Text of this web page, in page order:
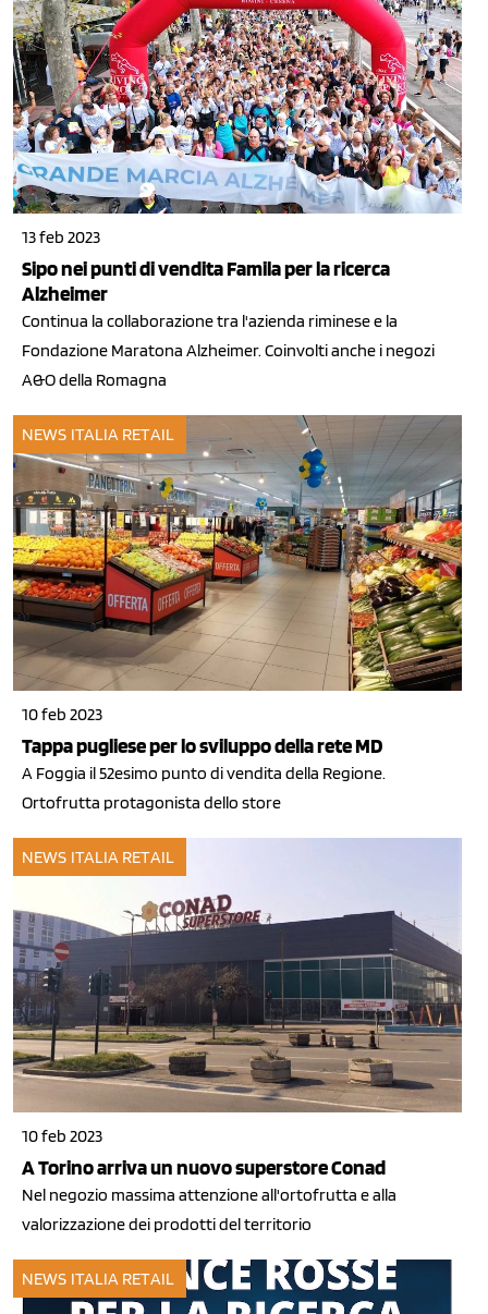
13 feb 2023
Sipo nei punti di vendita Famila per la ricerca
Alzheimer
Continua la collaborazione tra l'azienda riminese e la
Fondazione Maratona Alzheimer. Coinvolti anche i negozi
A&O della Romagna
NEWS ITALIA RETAIL
10 feb 2023
Tappa pugliese per lo sviluppo della rete MD
A Foggia il 52esimo punto di vendita della Regione.
Ortofrutta protagonista dello store
NEWS ITALIA RETAIL
10 feb 2023
A Torino arriva un nuovo superstore Conad
Nel negozio massima attenzione all'ortofrutta e alla
valorizzazione dei prodotti del territorio
NEWS ITALIA RETAIL